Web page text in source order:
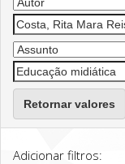
Retornar valores
Adicionar filtros: